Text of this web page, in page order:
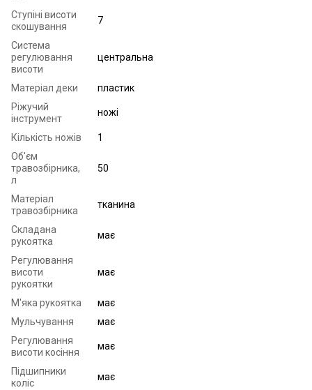
Ступіні висоти
скошування
7
Система
регулювання
висоти
центральна
Матеріал деки
пластик
Ріжучий
інструмент
ножі
Кількість ножів
1
Об'єм
травозбірника,
л
50
Матеріал
травозбірника
тканина
Складана
рукоятка
має
Регулювання
висоти
рукоятки
має
М'яка рукоятка
має
Мульчування
має
Регулювання
висоти косіння
має
Підшипники
коліс
має